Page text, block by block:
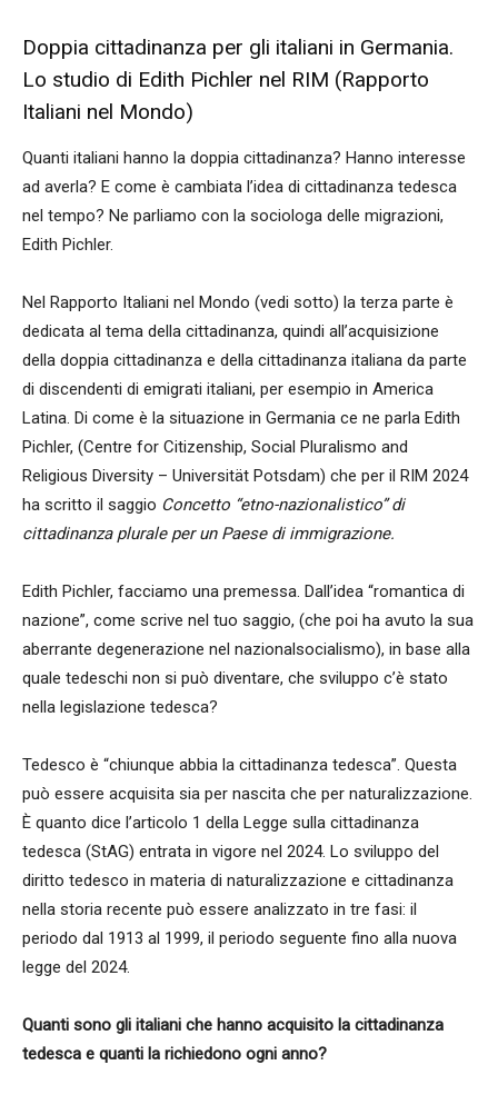
Doppia cittadinanza per gli italiani in Germania.
Lo studio di Edith Pichler nel RIM (Rapporto
Italiani nel Mondo)
Quanti italiani hanno la doppia cittadinanza? Hanno interesse
ad averla? E come è cambiata l’idea di cittadinanza tedesca
nel tempo? Ne parliamo con la sociologa delle migrazioni,
Edith Pichler.
Nel Rapporto Italiani nel Mondo (vedi sotto) la terza parte è
dedicata al tema della cittadinanza, quindi all’acquisizione
della doppia cittadinanza e della cittadinanza italiana da parte
di discendenti di emigrati italiani, per esempio in America
Latina. Di come è la situazione in Germania ce ne parla Edith
Pichler, (Centre for Citizenship, Social Pluralismo and
Religious Diversity – Universität Potsdam) che per il RIM 2024
ha scritto il saggio Concetto “etno-nazionalistico” di
cittadinanza plurale per un Paese di immigrazione.
Edith Pichler, facciamo una premessa. Dall’idea “romantica di
nazione”, come scrive nel tuo saggio, (che poi ha avuto la sua
aberrante degenerazione nel nazionalsocialismo), in base alla
quale tedeschi non si può diventare, che sviluppo c’è stato
nella legislazione tedesca?
Tedesco è “chiunque abbia la cittadinanza tedesca”. Questa
può essere acquisita sia per nascita che per naturalizzazione.
È quanto dice l’articolo 1 della Legge sulla cittadinanza
tedesca (StAG) entrata in vigore nel 2024. Lo sviluppo del
diritto tedesco in materia di naturalizzazione e cittadinanza
nella storia recente può essere analizzato in tre fasi: il
periodo dal 1913 al 1999, il periodo seguente fino alla nuova
legge del 2024.
Quanti sono gli italiani che hanno acquisito la cittadinanza
tedesca e quanti la richiedono ogni anno?